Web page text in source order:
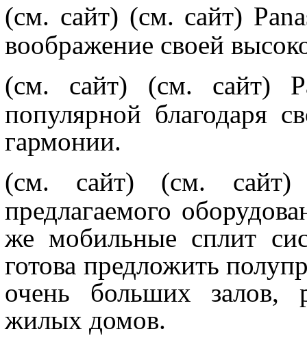
(см. сайт) (см. сайт)
воображение своей
(см. сайт) (см. сайт)
популярной благодаря
гармонии.
(см. сайт) (см.
предлагаемого
же мобильные сплит
готова предложить
очень больших залов,
жилых домов.